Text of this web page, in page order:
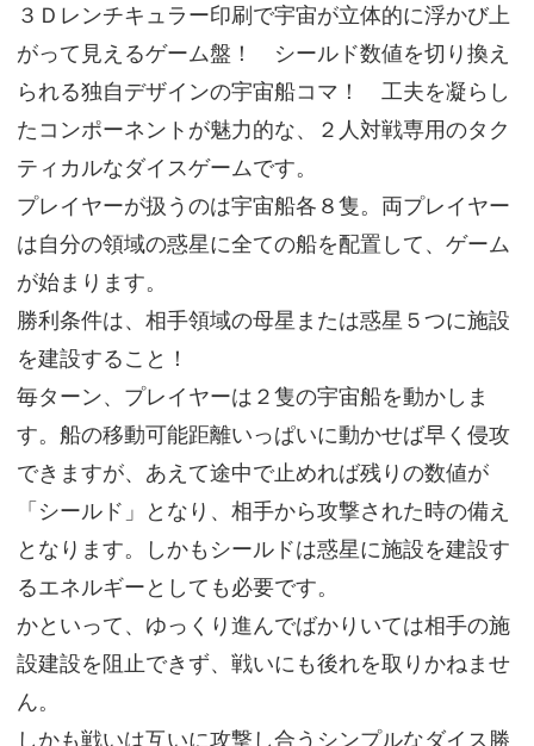
３Ｄレンチキュラー印刷で宇宙が立体的に浮かび上
がって見えるゲーム盤！ シールド数値を切り換え
られる独自デザインの宇宙船コマ！ 工夫を凝らし
たコンポーネントが魅力的な、２人対戦専用のタク
ティカルなダイスゲームです。
プレイヤーが扱うのは宇宙船各８隻。両プレイヤー
は自分の領域の惑星に全ての船を配置して、ゲーム
が始まります。
勝利条件は、相手領域の母星または惑星５つに施設
を建設すること！
毎ターン、プレイヤーは２隻の宇宙船を動かしま
す。船の移動可能距離いっぱいに動かせば早く侵攻
できますが、あえて途中で止めれば残りの数値が
「シールド」となり、相手から攻撃された時の備え
となります。しかもシールドは惑星に施設を建設す
るエネルギーとしても必要です。
かといって、ゆっくり進んでばかりいては相手の施
設建設を阻止できず、戦いにも後れを取りかねませ
ん。
しかも戦いは互いに攻撃し合うシンプルなダイス勝